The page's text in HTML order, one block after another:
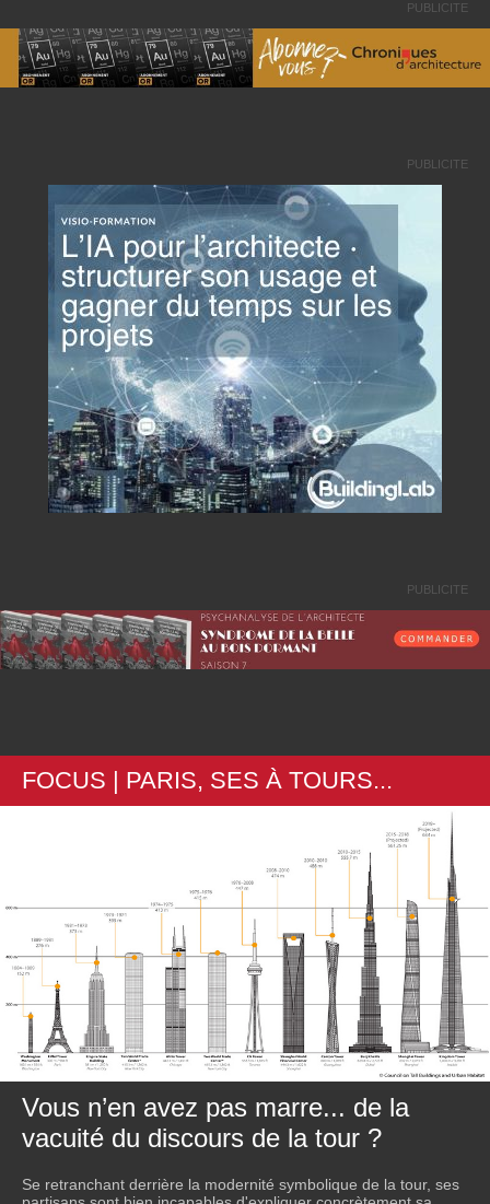
PUBLICITE
PUBLICITE
PUBLICITE
FOCUS | PARIS, SES À TOURS...
Vous n’en avez pas marre... de la
vacuité du discours de la tour ?
Se retranchant derrière la modernité symbolique de la tour, ses